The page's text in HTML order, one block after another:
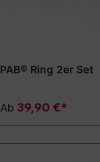
PAB® Ring 2er Set
Ab39,90 €*